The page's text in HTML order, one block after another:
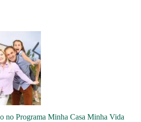
no Programa Minha Casa Minha Vida